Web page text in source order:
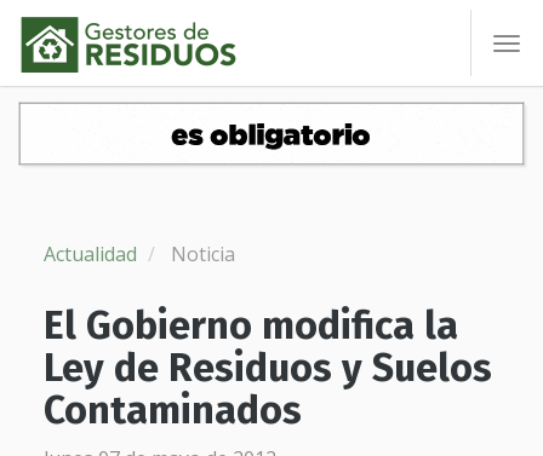
Actualidad Noticia
El Gobierno modifica la
Ley de Residuos y Suelos
Contaminados